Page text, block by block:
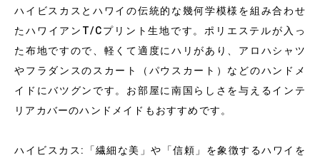
ハイビスカスとハワイの伝統的な幾何学模様を組み合わせ
たハワイアンT/Cプリント生地です。ポリエステルが入っ
た布地ですので、軽くて適度にハリがあり、アロハシャツ
やフラダンスのスカート（パウスカート）などのハンドメ
イドにバツグンです。お部屋に南国らしさを与えるインテ
リアカバーのハンドメイドもおすすめです。
ハイビスカス:「繊細な美」や「信頼」を象徴するハワイを